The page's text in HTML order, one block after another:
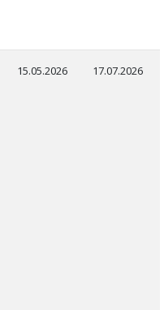
15.05.2026 17.07.2026